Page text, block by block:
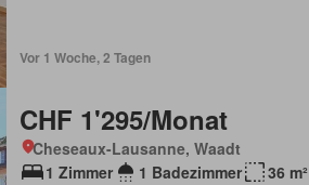
Vor 1 Woche, 2 Tagen
CHF 1'295/Monat
Cheseaux-Lausanne, Waadt
1 Zimmer
1 Badezimmer 36 m²